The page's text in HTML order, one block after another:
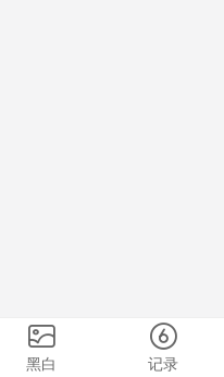
黑白 记录